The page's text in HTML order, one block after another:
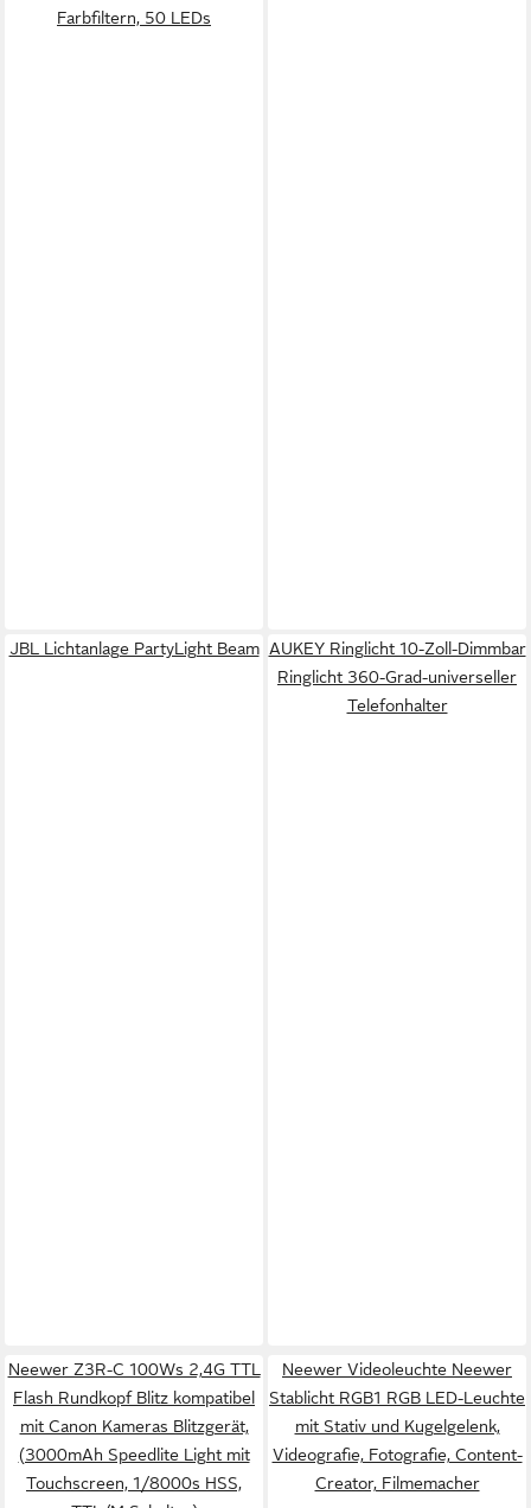
Farbfiltern, 50 LEDs
JBL Lichtanlage PartyLight Beam AUKEY Ringlicht 10-Zoll-Dimmbar
Ringlicht 360-Grad-universeller
Telefonhalter
Neewer Z3R-C 100Ws 2,4G TTL
Flash Rundkopf Blitz kompatibel
mit Canon Kameras Blitzgerät,
(3000mAh Speedlite Light mit
Touchscreen, 1/8000s HSS,
Neewer Videoleuchte Neewer
Stablicht RGB1 RGB LED-Leuchte
mit Stativ und Kugelgelenk,
Videografie, Fotografie, Content-
Creator, Filmemacher